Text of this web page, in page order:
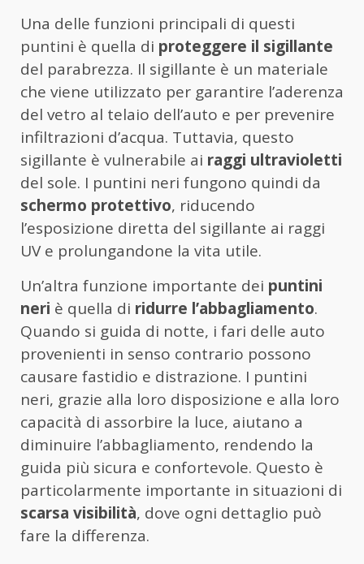
Una delle funzioni principali di questi
puntini è quella di proteggere il sigillante
del parabrezza. Il sigillante è un materiale
che viene utilizzato per garantire l’aderenza
del vetro al telaio dell’auto e per prevenire
infiltrazioni d’acqua. Tuttavia, questo
sigillante è vulnerabile ai raggi ultravioletti
del sole. I puntini neri fungono quindi da
schermo protettivo, riducendo
l’esposizione diretta del sigillante ai raggi
UV e prolungandone la vita utile.
Un’altra funzione importante dei puntini
neri è quella di ridurre l’abbagliamento.
Quando si guida di notte, i fari delle auto
provenienti in senso contrario possono
causare fastidio e distrazione. I puntini
neri, grazie alla loro disposizione e alla loro
capacità di assorbire la luce, aiutano a
diminuire l’abbagliamento, rendendo la
guida più sicura e confortevole. Questo è
particolarmente importante in situazioni di
scarsa visibilità, dove ogni dettaglio può
fare la differenza.